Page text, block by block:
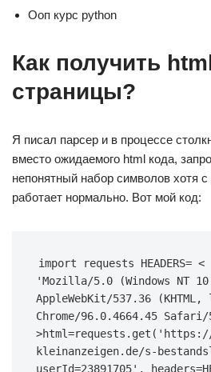
Ооп курс python
Как получить
страницы?
Я писал парсер и в процессе
вместо ожидаемого html кода,
непонятный набор символов хотя
работает нормально. Вот мой код:
import requests HEADERS=
'Mozilla/5.0 (Windows NT
AppleWebKit/537.36
Chrome/96.0.4664.45 Safari/
>html=requests.get('https://
kleinanzeigen.de/s-
userId=23891705',